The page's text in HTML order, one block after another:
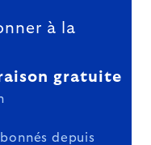
à la
gratuite
depuis